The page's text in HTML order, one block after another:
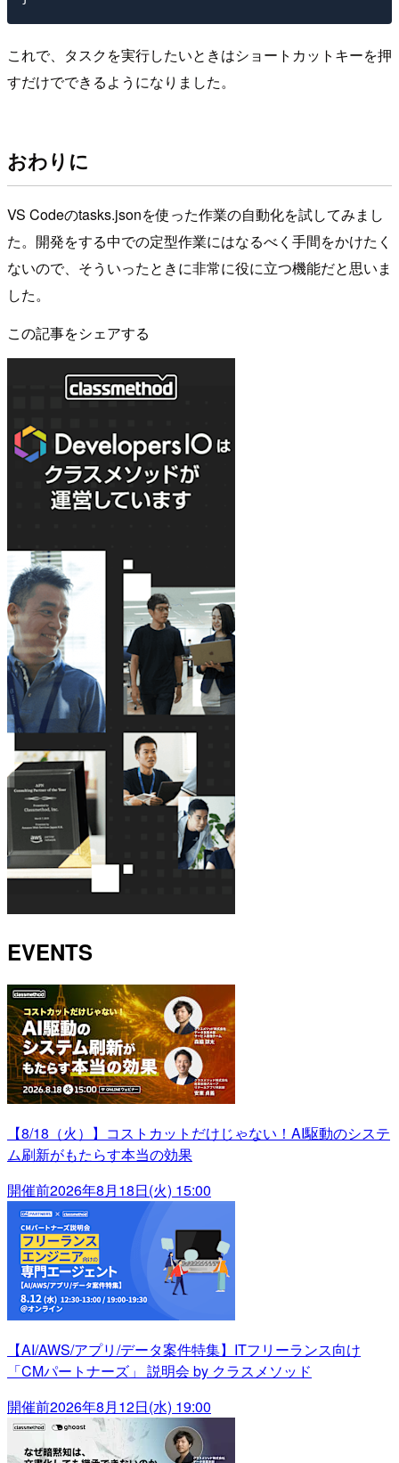
これで、タスクを実行したいときはショートカットキーを押
すだけでできるようになりました。
おわりに
VS Codeのtasks.jsonを使った作業の自動化を試してみまし
た。開発をする中での定型作業にはなるべく手間をかけたく
ないので、そういったときに非常に役に立つ機能だと思いま
した。
この記事をシェアする
EVENTS
【8/18（火）】コストカットだけじゃない！AI駆動のシステ
ム刷新がもたらす本当の効果
開催前2026年8月18日(火) 15:00
【AI/AWS/アプリ/データ案件特集】ITフリーランス向け
「CMパートナーズ」 説明会 by クラスメソッド
開催前2026年8月12日(水) 19:00